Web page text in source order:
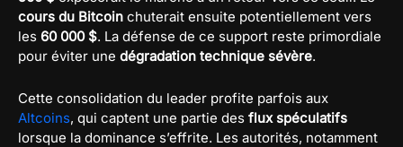
cours du Bitcoin chuterait ensuite potentiellement vers
les 60 000 $. La défense de ce support reste primordiale
pour éviter une dégradation technique sévère.
Cette consolidation du leader profite parfois aux
Altcoins, qui captent une partie des flux spéculatifs
lorsque la dominance s’effrite. Les autorités, notamment